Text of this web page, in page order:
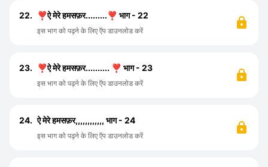
22. ❣️ऐ मेरे हमसफ़र.........❣️ भाग - 22
इस भाग को पढ़ने के लिए ऍप डाउनलोड करें
23. ❣️ऐ मेरे हमसफ़र.......... ❣️ भाग - 23
इस भाग को पढ़ने के लिए ऍप डाउनलोड करें
24. ऐ मेरे हमसफ़र,,,,,,,,,,,, भाग - 24
इस भाग को पढ़ने के लिए ऍप डाउनलोड करें